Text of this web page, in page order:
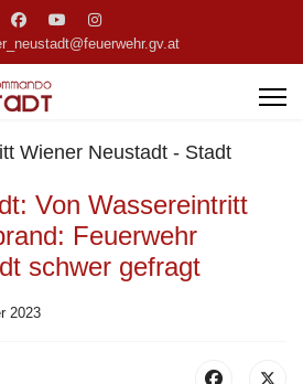
Wiener Neustadt - Stadt
Von Wassereintritt
Feuerwehr
schwer gefragt
2023